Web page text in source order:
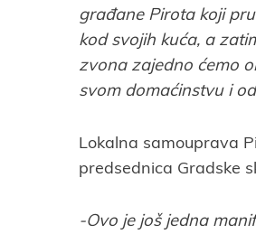
građane Pirota koji
kod svojih kuća, a
zvona zajedno ćemo
svom domaćinstvu i
Lokalna samouprava
predsednica Gradske
-Ovo je još jedna